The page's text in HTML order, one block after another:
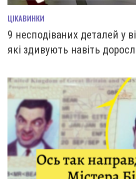
ЦІКАВИНКИ
9 несподіваних деталей у
які здивують навіть